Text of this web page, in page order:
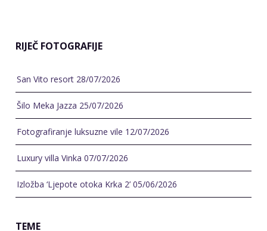
RIJEČ FOTOGRAFIJE
San Vito resort 28/07/2026
Šilo Meka Jazza 25/07/2026
Fotografiranje luksuzne vile 12/07/2026
Luxury villa Vinka 07/07/2026
Izložba ‘Ljepote otoka Krka 2’ 05/06/2026
TEME